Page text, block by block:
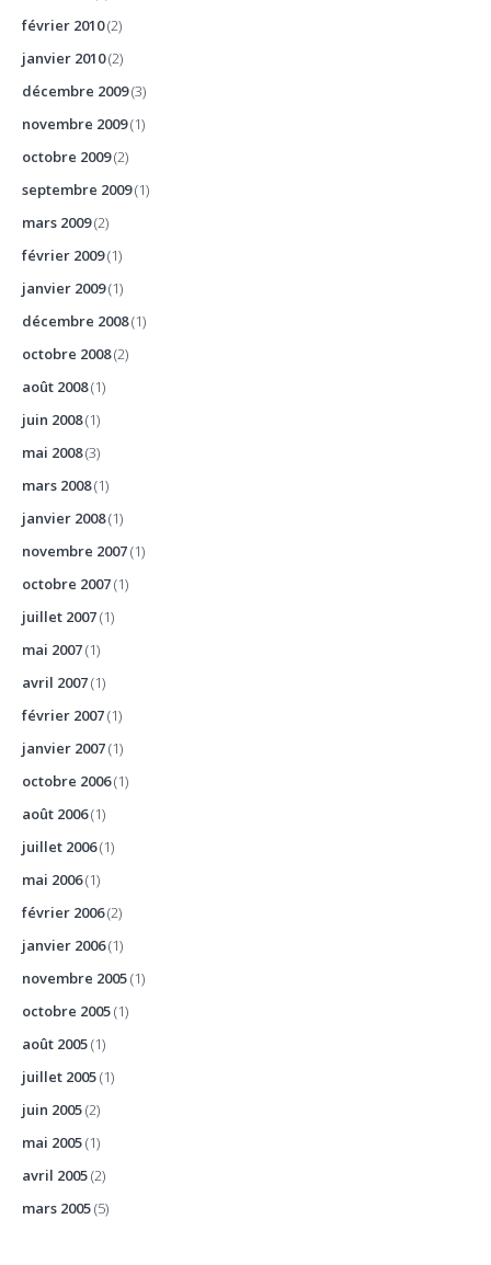
février 2010(2)
janvier 2010(2)
décembre 2009(3)
novembre 2009(1)
octobre 2009(2)
septembre 2009(1)
mars 2009(2)
février 2009(1)
janvier 2009(1)
décembre 2008(1)
octobre 2008(2)
août 2008(1)
juin 2008(1)
mai 2008(3)
mars 2008(1)
janvier 2008(1)
novembre 2007(1)
octobre 2007(1)
juillet 2007(1)
mai 2007(1)
avril 2007(1)
février 2007(1)
janvier 2007(1)
octobre 2006(1)
août 2006(1)
juillet 2006(1)
mai 2006(1)
février 2006(2)
janvier 2006(1)
novembre 2005(1)
octobre 2005(1)
août 2005(1)
juillet 2005(1)
juin 2005(2)
mai 2005(1)
avril 2005(2)
mars 2005(5)